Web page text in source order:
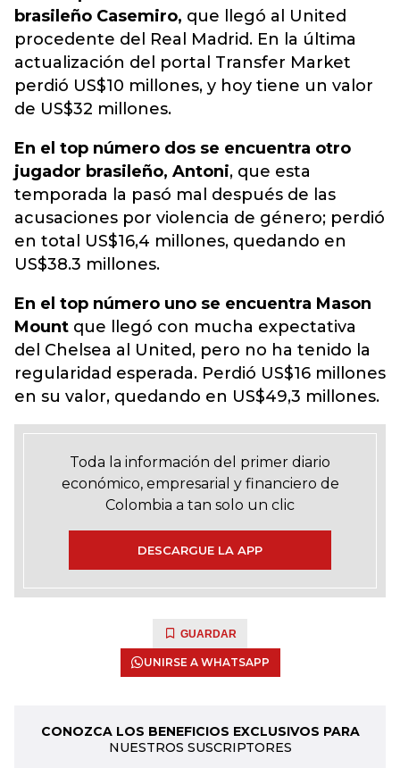
brasileño Casemiro, que llegó al United
procedente del Real Madrid. En la última
actualización del portal Transfer Market
perdió US$10 millones, y hoy tiene un valor
de US$32 millones.
En el top número dos se encuentra otro
jugador brasileño, Antoni, que esta
temporada la pasó mal después de las
acusaciones por violencia de género; perdió
en total US$16,4 millones, quedando en
US$38.3 millones.
En el top número uno se encuentra Mason
Mount que llegó con mucha expectativa
del Chelsea al United, pero no ha tenido la
regularidad esperada. Perdió US$16 millones
en su valor, quedando en US$49,3 millones.
Toda la información del primer diario
económico, empresarial y financiero de
Colombia a tan solo un clic
DESCARGUE LA APP
GUARDAR
UNIRSE A WHATSAPP
CONOZCA LOS BENEFICIOS EXCLUSIVOS PARA
NUESTROS SUSCRIPTORES